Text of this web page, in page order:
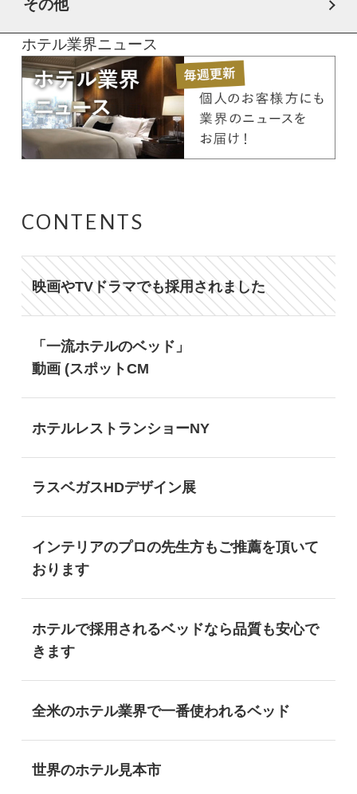
その他
ホテル業界ニュース
CONTENTS
映画やTVドラマでも採用されました
「一流ホテルのベッド」
動画 (スポットCM
ホテルレストランショーNY
ラスベガスHDデザイン展
インテリアのプロの先生方もご推薦を頂いて
おります
ホテルで採用されるベッドなら品質も安心で
きます
全米のホテル業界で一番使われるベッド
世界のホテル見本市